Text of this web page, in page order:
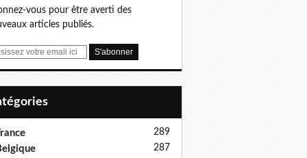
vous pour être averti des
articles publiés.
289
287